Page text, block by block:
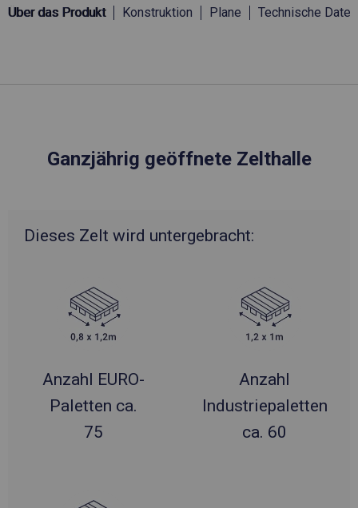
Über das Produkt Konstruktion Plane Technische Daten
Ganzjährig geöffnete Zelthalle
Dieses Zelt wird untergebracht:
Anzahl EURO-
Paletten ca.
75
Anzahl
Industriepaletten
ca. 60